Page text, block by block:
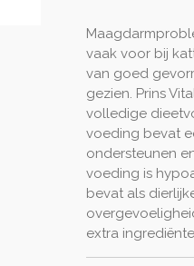
vaak voor bij
van goed
gezien. Prins
volledige
voeding bevat
ondersteunen
voeding is
bevat als
extra